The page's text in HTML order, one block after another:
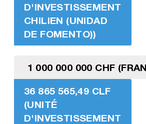
D'INVESTISSEMENT
CHILIEN (UNIDAD
DE FOMENTO))
1 000 000 000 CHF
36 865 565,49 CLF
(UNITÉ
D'INVESTISSEMENT